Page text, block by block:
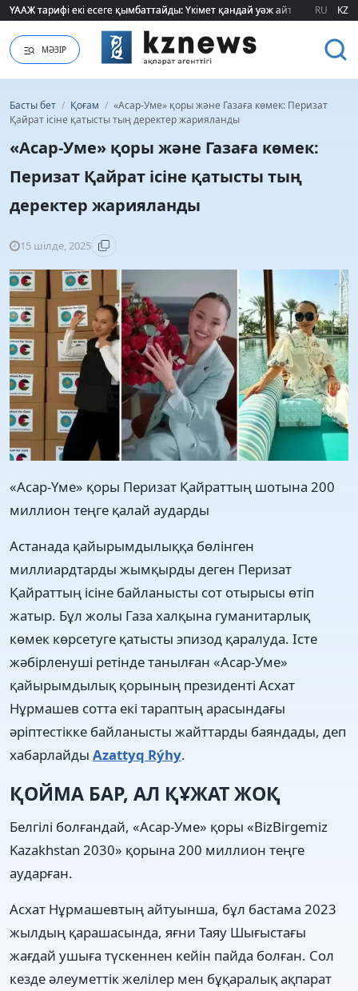
ҮААЖ тарифі екі есеге қымбаттайды: Үкімет қандай уәж айтады?
ҮААЖ тарифі екі есеге қымбаттайды: Үкімет қандай уәж айтады? RU KZ
МӘЗІР
Басты бет / Қоғам / «Асар-Уме» қоры және Газаға көмек: Перизат
Қайрат ісіне қатысты тың деректер жарияланды
«Асар-Уме» қоры және Газаға көмек:
Перизат Қайрат ісіне қатысты тың
деректер жарияланды
15 шілде, 2025
«Асар-Үме» қоры Перизат Қайраттың шотына 200
миллион теңге қалай аударды
Астанада қайырымдылыққа бөлінген
миллиардтарды жымқырды деген Перизат
Қайраттың ісіне байланысты сот отырысы өтіп
жатыр. Бұл жолы Газа халқына гуманитарлық
көмек көрсетуге қатысты эпизод қаралуда. Істе
жәбірленуші ретінде танылған «Асар-Уме»
қайырымдылық қорының президенті Асхат
Нұрмашев сотта екі тараптың арасындағы
әріптестікке байланысты жайттарды баяндады, деп
хабарлайды Azattyq Rýhy.
ҚОЙМА БАР, АЛ ҚҰЖАТ ЖОҚ
Белгілі болғандай, «Асар-Уме» қоры «BizBirgemiz
Kazakhstan 2030» қорына 200 миллион теңге
аударған.
Асхат Нұрмашевтың айтуынша, бұл бастама 2023
жылдың қарашасында, яғни Таяу Шығыстағы
жағдай ушыға түскеннен кейін пайда болған. Сол
кезде әлеуметтік желілер мен бұқаралық ақпарат